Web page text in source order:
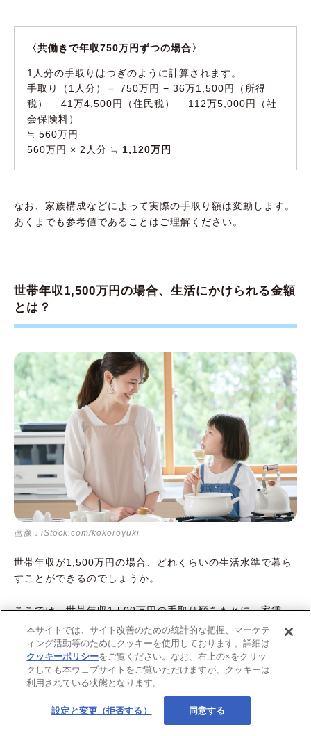
〈共働きで年収750万円ずつの場合〉
1人分の手取りはつぎのように計算されます。
手取り（1人分）＝ 750万円 − 36万1,500円（所得
税） − 41万4,500円（住民税） − 112万5,000円（社
会保険料）
≒ 560万円
560万円 × 2人分 ≒ 1,120万円
なお、家族構成などによって実際の手取り額は変動します。
あくまでも参考値であることはご理解ください。
世帯年収1,500万円の場合、生活にかけられる金額
とは？
画像：iStock.com/kokoroyuki
世帯年収が1,500万円の場合、どれくらいの生活水準で暮ら
すことができるのでしょうか。
ここでは、世帯年収1,500万円の手取り額をもとに、家賃・
食費の適正額の目安を見ていきましょう。また、貯蓄の平均
額についても解説します。
家賃は、手取り額の20～25%に収まる金額が理想といわれて
本サイトでは、サイト改善のための統計的な把握、マーケテ
ィング活動等のためにクッキーを使用しております。詳細は
クッキーポリシーをご覧ください。なお、右上の×をクリッ
クしても本ウェブサイトをご覧いただけますが、クッキーは
利用されている状態となります。
設定と変更（拒否する） 同意する